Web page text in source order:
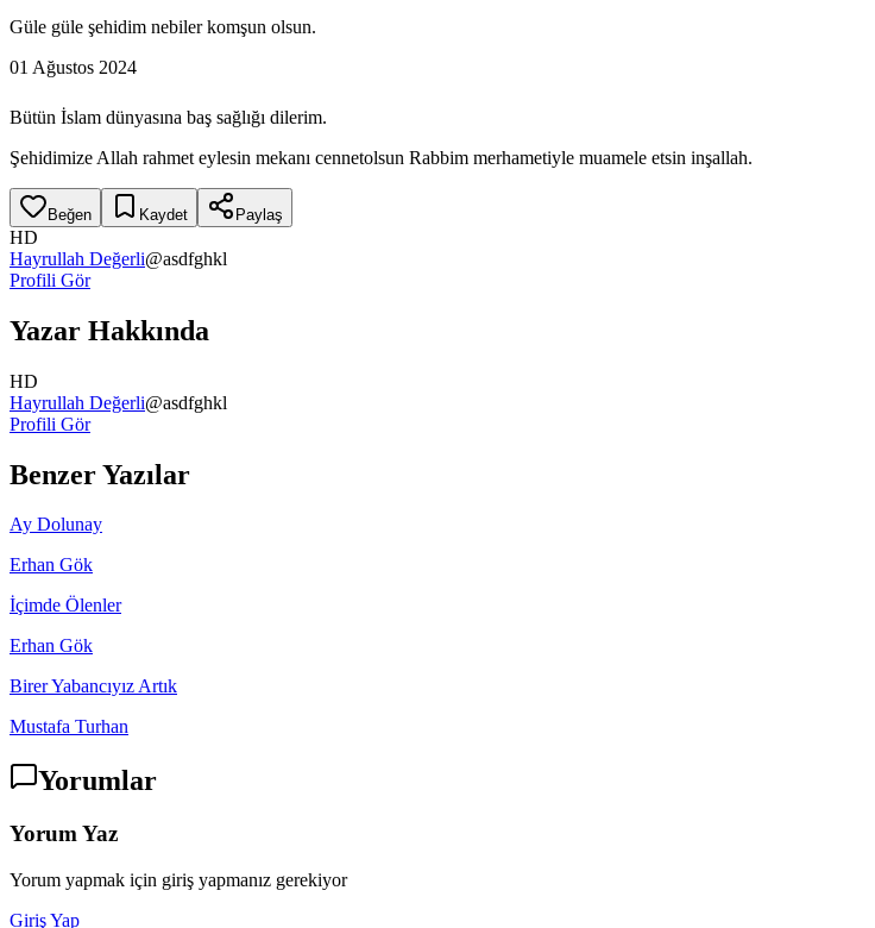
Güle güle şehidim nebiler komşun olsun.
01 Ağustos 2024
Bütün İslam dünyasına baş sağlığı dilerim.
Şehidimize Allah rahmet eylesin mekanı cennetolsun Rabbim merhametiyle muamele etsin inşallah.
Beğen Kaydet Paylaş
HD
Hayrullah Değerli@asdfghkl
Profili Gör
Yazar Hakkında
HD
Hayrullah Değerli@asdfghkl
Profili Gör
Benzer Yazılar
Ay Dolunay
Erhan Gök
İçimde Ölenler
Erhan Gök
Birer Yabancıyız Artık
Mustafa Turhan
Yorumlar
Yorum Yaz
Yorum yapmak için giriş yapmanız gerekiyor
Giriş Yap